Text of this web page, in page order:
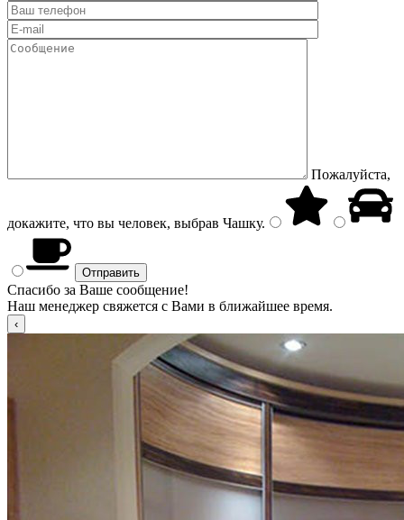
Пожалуйста,
докажите, что вы человек, выбрав Чашку.
Спасибо за Ваше сообщение!
Наш менеджер свяжется с Вами в ближайшее время.